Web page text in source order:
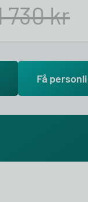
730kr
Få